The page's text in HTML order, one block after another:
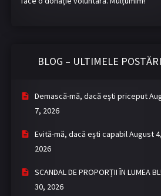
BLOG – ULTIMELE POSTĂRI
Demască-mă, dacă eşti priceput
7, 2026
Evită-mă, dacă eşti capabilAugust 4,
2026
SCANDAL DE PROPORȚII ÎN LUMEA BL!
30, 2026